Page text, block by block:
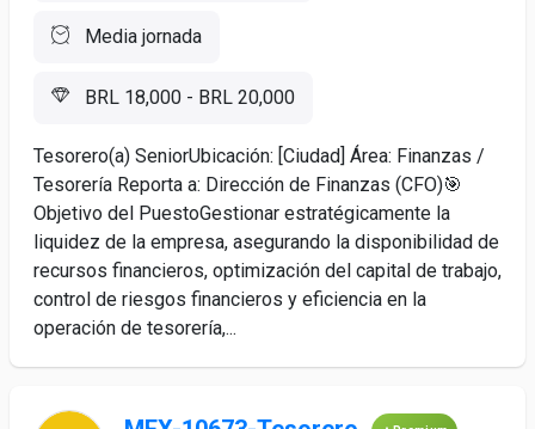
Media jornada
BRL 18,000 - BRL 20,000
Tesorero(a) SeniorUbicación: [Ciudad] Área: Finanzas /
Tesorería Reporta a: Dirección de Finanzas (CFO)🎯
Objetivo del PuestoGestionar estratégicamente la
liquidez de la empresa, asegurando la disponibilidad de
recursos financieros, optimización del capital de trabajo,
control de riesgos financieros y eficiencia en la
operación de tesorería,...